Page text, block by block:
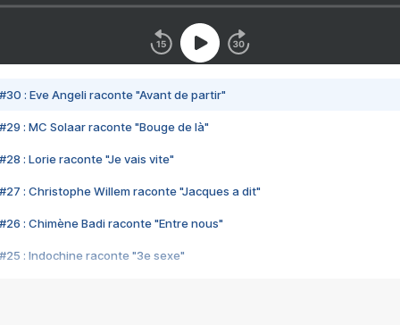
#30 : Eve Angeli raconte "Avant de partir"
#29 : MC Solaar raconte "Bouge de là"
#28 : Lorie raconte "Je vais vite"
#27 : Christophe Willem raconte "Jacques a dit"
#26 : Chimène Badi raconte "Entre nous"
#25 : Indochine raconte "3e sexe"